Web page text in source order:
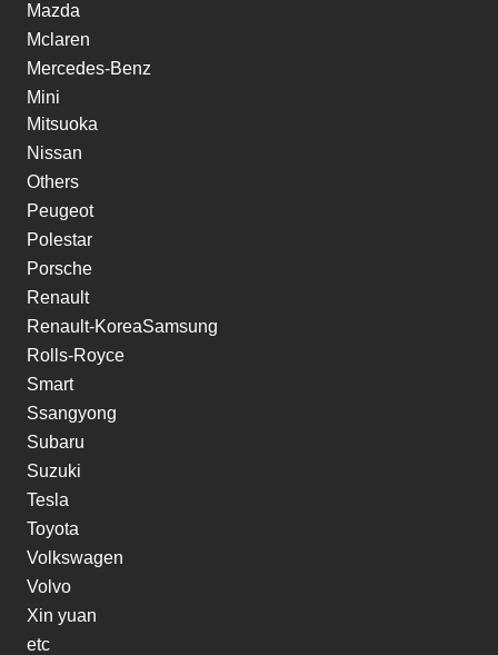
Mazda
Mclaren
Mercedes-Benz
Mini
Mitsuoka
Nissan
Others
Peugeot
Polestar
Porsche
Renault
Renault-KoreaSamsung
Rolls-Royce
Smart
Ssangyong
Subaru
Suzuki
Tesla
Toyota
Volkswagen
Volvo
Xin yuan
etc